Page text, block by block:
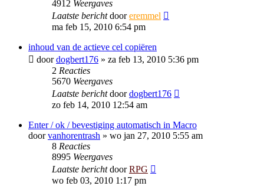
4912 Weergaves
Laatste berichtdooreremmel
ma feb 15, 2010 6:54 pm
inhoud van de actieve cel copiëren
doordogbert176 » za feb 13, 2010 5:36 pm
2 Reacties
5670 Weergaves
Laatste berichtdoordogbert176
zo feb 14, 2010 12:54 am
Enter / ok / bevestiging automatisch in Macro
doorvanhorentrash » wo jan 27, 2010 5:55 am
8 Reacties
8995 Weergaves
Laatste berichtdoorRPG
wo feb 03, 2010 1:17 pm